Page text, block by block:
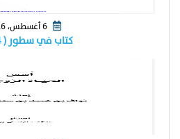
كتاب في سطور ( ٢٧٤) …